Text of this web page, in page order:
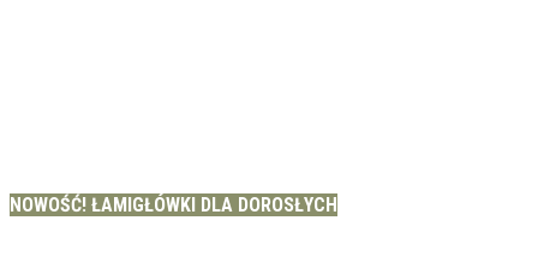
NOWOŚĆ! ŁAMIGŁÓWKI DLA DOROSŁYCH